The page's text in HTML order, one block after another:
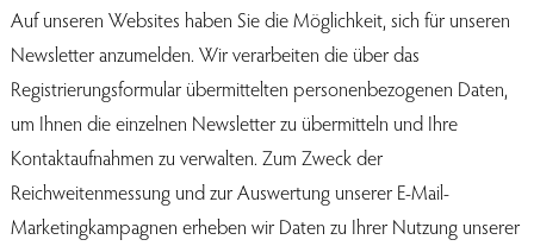
Auf unseren Websites haben Sie die Möglichkeit, sich für unseren
Newsletter anzumelden. Wir verarbeiten die über das
Registrierungsformular übermittelten personenbezogenen Daten,
um Ihnen die einzelnen Newsletter zu übermitteln und Ihre
Kontaktaufnahmen zu verwalten. Zum Zweck der
Reichweitenmessung und zur Auswertung unserer E-Mail-
Marketingkampagnen erheben wir Daten zu Ihrer Nutzung unserer